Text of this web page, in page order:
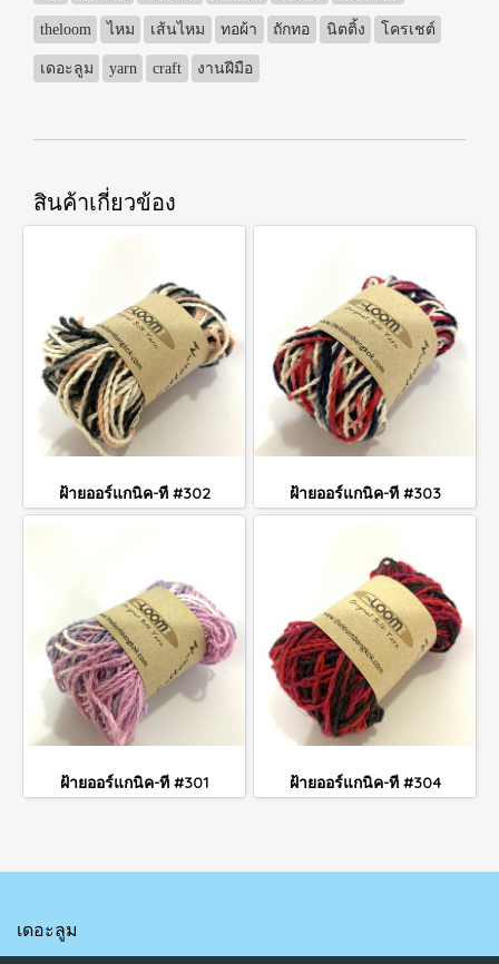
theloom ไหม เส้นไหม ทอผ้า ถักทอ นิตติ้ง โครเชต์
เดอะลูม yarn craft งานฝีมือ
สินค้าเกี่ยวข้อง
ฝ้ายออร์แกนิค-ที #302 ฝ้ายออร์แกนิค-ที #303
ฝ้ายออร์แกนิค-ที #301 ฝ้ายออร์แกนิค-ที #304
เดอะลูม